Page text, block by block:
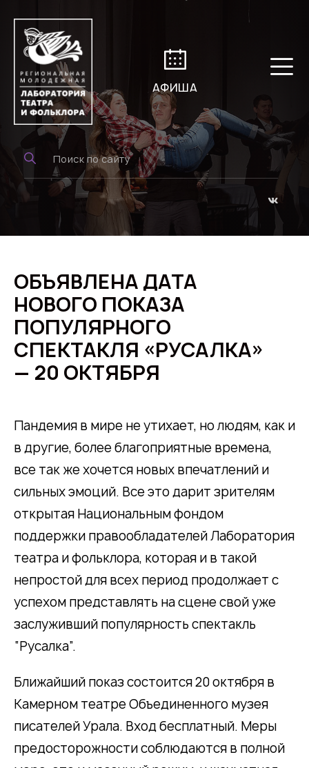
АФИША
ОБЪЯВЛЕНА ДАТА
НОВОГО ПОКАЗА
ПОПУЛЯРНОГО
СПЕКТАКЛЯ «РУСАЛКА»
— 20 ОКТЯБРЯ
Пандемия в мире не утихает, но людям, как и
в другие, более благоприятные времена,
все так же хочется новых впечатлений и
сильных эмоций. Все это дарит зрителям
открытая Национальным фондом
поддержки правообладателей Лаборатория
театра и фольклора, которая и в такой
непростой для всех период продолжает с
успехом представлять на сцене свой уже
заслуживший популярность спектакль
“Русалка”.
Ближайший показ состоится 20 октября в
Камерном театре Объединенного музея
писателей Урала. Вход бесплатный. Меры
предосторожности соблюдаются в полной